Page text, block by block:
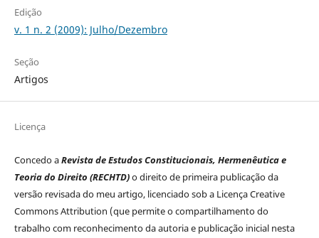
Edição
v. 1 n. 2 (2009): Julho/Dezembro
Seção
Artigos
Licença
Concedo aRevista de Estudos Constitucionais, Hermenêutica e
Teoria do Direito (RECHTD)o direito de primeira publicação da
versão revisada do meu artigo, licenciado sob a Licença Creative
Commons Attribution (que permite o compartilhamento do
trabalho com reconhecimento da autoria e publicação inicial nesta